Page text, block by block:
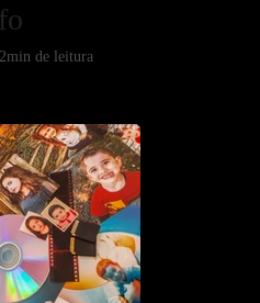
2min de leitura